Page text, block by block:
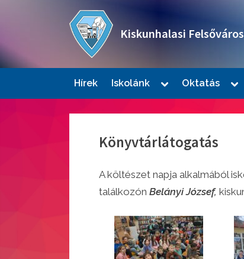
Kiskunhalasi
Hírek Iskolánk
Toggle
menu
Oktatás
Könyvtárlátogatás
A költészet napja alkalmából
találkozón Belányi József,